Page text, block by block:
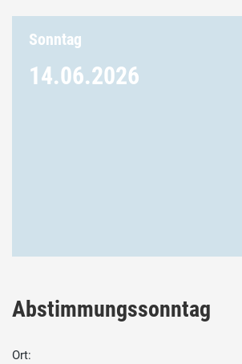
Sonntag
14.06.2026
Abstimmungssonntag
Ort: